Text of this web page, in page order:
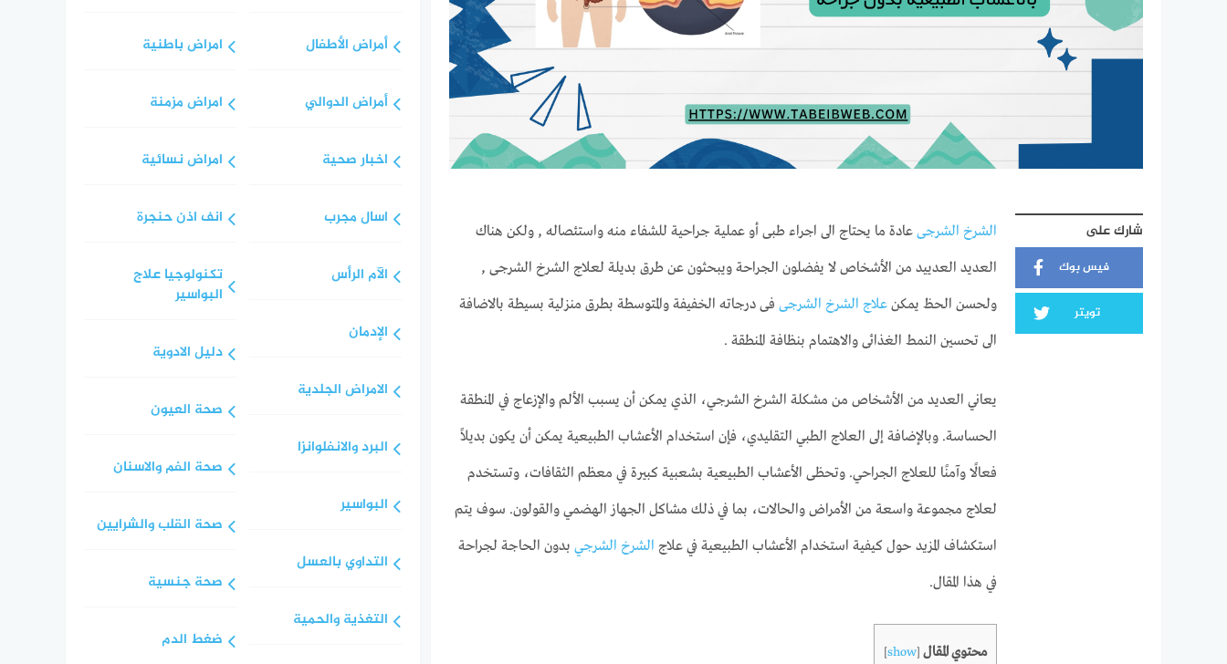
شارك على
فيس بوك
تويتر
الشرخ الشرجىعادة ما يحتاج الى اجراء طبى أو عملية جراحية للشفاء منه واستئصاله , ولكن هناك
العديد العدييد من الأشخاص لا يفضلون الجراحة ويبحثون عن طرق بديلة لعلاج الشرخ الشرجى ,
ولحسن الحظ يمكن علاج الشرخ الشرجىفى درجاته الخفيفة والمتوسطة بطرق منزلية بسيطة بالاضافة
الى تحسين النمط الغذائى والاهتمام بنظافة المنطقة .
يعاني العديد من الأشخاص من مشكلة الشرخ الشرجي، الذي يمكن أن يسبب الألم والإزعاج في المنطقة
الحساسة. وبالإضافة إلى العلاج الطبي التقليدي، فإن استخدام الأعشاب الطبيعية يمكن أن يكون بديلاً
فعالًا وآمنًا للعلاج الجراحي. وتحظى الأعشاب الطبيعية بشعبية كبيرة في معظم الثقافات، وتستخدم
لعلاج مجموعة واسعة من الأمراض والحالات، بما في ذلك مشاكل الجهاز الهضمي والقولون. سوف يتم
استكشاف المزيد حول كيفية استخدام الأعشاب الطبيعية في علاج الشرخ الشرجيبدون الحاجة لجراحة
في هذا المقال.
محتوي المقال [
show
]
أمراض الأطفال
أمراض الدوالي
اخبار صحية
اسال مجرب
الآم الرأس
الإدمان
الامراض الجلدية
البرد والانفلوانزا
البواسير
التداوي بالعسل
التغذية والحمية
امراض باطنية
امراض مزمنة
امراض نسائية
انف اذن حنجرة
تكنولوجيا علاج
البواسير
دليل الادوية
صحة العيون
صحة الفم والاسنان
صحة القلب والشرايين
صحة جنسية
ضغط الدم